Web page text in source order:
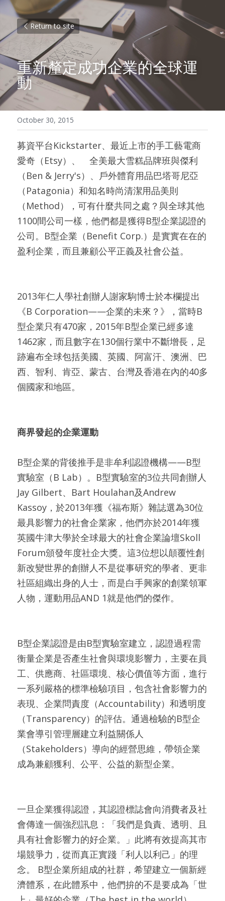
Return to site
重新釐定成功企業的全球運
動
October 30, 2015
募資平台Kickstarter、最近上市的手工藝電商
愛奇（Etsy）、　全美最大雪糕品牌班與傑利
（Ben & Jerry's）、戶外體育用品巴塔哥尼亞
（Patagonia）和知名時尚清潔用品美則
（Method），可有什麼共同之處？與全球其他
1100間公司一樣，他們都是獲得B型企業認證的
公司。B型企業（Benefit Corp.）是實實在在的
盈利企業，而且兼顧公平正義及社會公益。
2013年仁人學社創辦人謝家駒博士於本欄提出
《B Corporation——企業的未來？》，當時B
型企業只有470家，2015年B型企業已經多達
1462家，而且數字在130個行業中不斷增長，足
跡遍布全球包括美國、英國、阿富汗、澳洲、巴
西、智利、肯亞、蒙古、台灣及香港在內的40多
個國家和地區。
商界發起的企業運動
B型企業的背後推手是非牟利認證機構——B型
實驗室（B Lab）。B型實驗室的3位共同創辦人
Jay Gilbert、Bart Houlahan及Andrew
Kassoy，於2013年獲《福布斯》雜誌選為30位
最具影響力的社會企業家，他們亦於2014年獲
英國牛津大學於全球最大的社會企業論壇Skoll
Forum頒發年度社企大獎。這3位想以顛覆性創
新改變世界的創辦人不是從事研究的學者、更非
社區組織出身的人士，而是白手興家的創業領軍
人物，運動用品AND 1就是他們的傑作。
B型企業認證是由B型實驗室建立，認證過程需
衡量企業是否產生社會與環境影響力，主要在員
工、供應商、社區環境、核心價值等方面，進行
一系列嚴格的標準檢驗項目，包含社會影響力的
表現、企業問責度（Accountability）和透明度
（Transparency）的評估。通過檢驗的B型企
業會導引管理層建立利益關係人
（Stakeholders）導向的經營思維，帶領企業
成為兼顧獲利、公平、公益的新型企業。
一旦企業獲得認證，其認證標誌會向消費者及社
會傳達一個強烈訊息：「我們是負責、透明、且
具有社會影響力的好企業。」此將有效提高其市
場競爭力，從而真正實踐「利人以利己」的理
念。 B型企業所組成的社群，希望建立一個新經
濟體系，在此體系中，他們拚的不是要成為「世